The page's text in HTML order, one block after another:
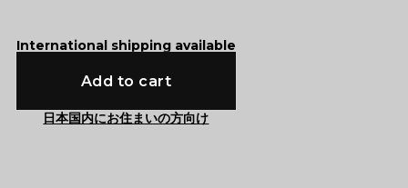
International shipping available
Add to cart
日本国内にお住まいの方向け